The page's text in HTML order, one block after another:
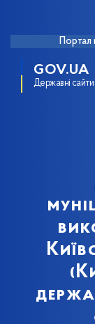
Портал
GOV.UA
Державні сайти